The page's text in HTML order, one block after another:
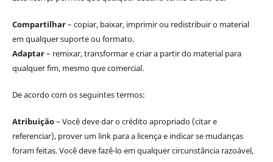
Compartilhar– copiar, baixar, imprimir ou redistribuir o material
em qualquer suporte ou formato.
Adaptar– remixar, transformar e criar a partir do material para
qualquer fim, mesmo que comercial.
De acordo com os seguintes termos:
Atribuição– Você deve dar o crédito apropriado (citar e
referenciar), prover um link para a licença e indicar se mudanças
foram feitas. Você deve fazê-lo em qualquer circunstância razoável,